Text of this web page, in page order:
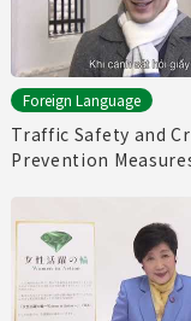
Foreign Language
Traffic Safety and
Prevention